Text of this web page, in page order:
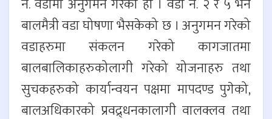
नं. वडामा अनुगमन गरेको हो । वडा नं. २ र ५ भने
बालमैत्री वडा घोषणा भैसकेको छ । अनुगमन गरेको
वडाहरुमा संकलन गरेको कागजातमा
बालबालिकाहरुकोलागी गरेको योजनाहरु तथा
सुचकहरुको कार्यान्वयन पक्षमा मापदण्ड पुगेको,
बालअधिकारको प्रवद्र्धनकालागी वालक्लव तथा